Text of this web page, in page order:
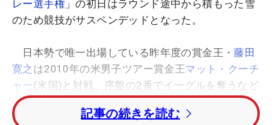
レー選手権 」の初日はラウンド途中から積もった雪
のため競技がサスペンデッドとなった。
日本勢で唯一出場している昨年度の賞金王・藤田
寛之 は2010年の米男子ツアー賞金王マット・クーチ
ャー (米国)と対戦。序盤の2番でイーグルを奪うなど
上々の滑り出しを見せたものの、その後6つのボギ
ーを叩くなどして失速。14番まで終えて3ダウンと
記事の続きを読む